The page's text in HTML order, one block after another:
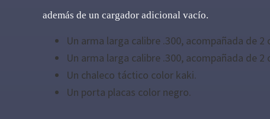
además de un cargador adicional vacío.
Un arma larga calibre .300, acompañada de
Un arma larga calibre .300, acompañada de
Un chaleco táctico color kaki.
Un porta placas color negro.